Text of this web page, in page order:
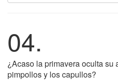
04.
¿Acaso la primavera oculta su
pimpollos y los capullos?